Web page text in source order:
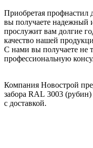
Приобретая профнастил
вы получаете надежный
прослужит вам долгие
качество нашей
С нами вы получаете не
профессиональную
Компания Новострой
забора RAL 3003
с доставкой.